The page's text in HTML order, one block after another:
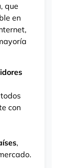
, que
en
con
,